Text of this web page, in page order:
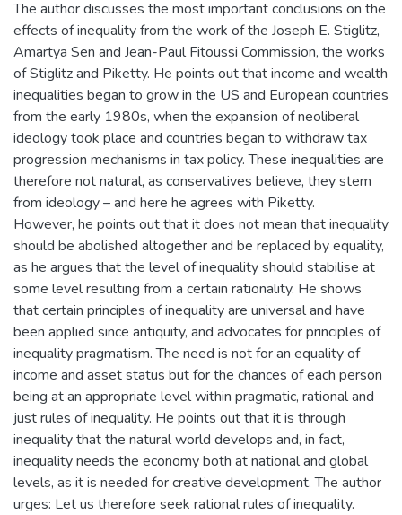
The author discusses the most important conclusions on the
effects of inequality from the work of the Joseph E. Stiglitz,
Amartya Sen and Jean-Paul Fitoussi Commission, the works
of Stiglitz and Piketty. He points out that income and wealth
inequalities began to grow in the US and European countries
from the early 1980s, when the expansion of neoliberal
ideology took place and countries began to withdraw tax
progression mechanisms in tax policy. These inequalities are
therefore not natural, as conservatives believe, they stem
from ideology – and here he agrees with Piketty.
However, he points out that it does not mean that inequality
should be abolished altogether and be replaced by equality,
as he argues that the level of inequality should stabilise at
some level resulting from a certain rationality. He shows
that certain principles of inequality are universal and have
been applied since antiquity, and advocates for principles of
inequality pragmatism. The need is not for an equality of
income and asset status but for the chances of each person
being at an appropriate level within pragmatic, rational and
just rules of inequality. He points out that it is through
inequality that the natural world develops and, in fact,
inequality needs the economy both at national and global
levels, as it is needed for creative development. The author
urges: Let us therefore seek rational rules of inequality.